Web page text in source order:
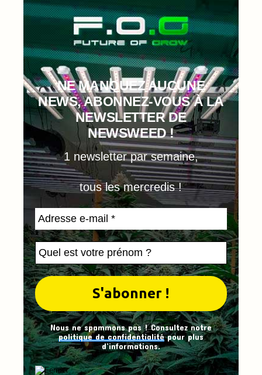
NE MANQUEZ AUCUNE
NEWS, ABONNEZ-VOUS À LA
NEWSLETTER DE
NEWSWEED !
1 newsletter par semaine,
tous les mercredis !
Nous ne spammons pas ! Consultez notre
politique de confidentialitépour plus
d’informations.